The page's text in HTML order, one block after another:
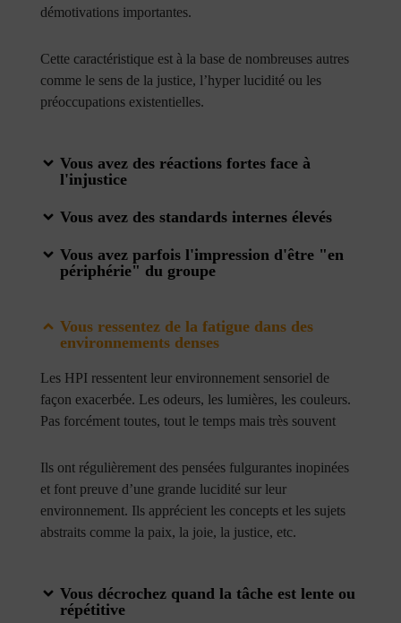
démotivations importantes.
Cette caractéristique est à la base de nombreuses autres
comme le sens de la justice, l’hyper lucidité ou les
préoccupations existentielles.
Vous avez des réactions fortes face à
l'injustice
Vous avez des standards internes élevés
Vous avez parfois l'impression d'être "en
périphérie" du groupe
Vous ressentez de la fatigue dans des
environnements denses
Les HPI ressentent leur environnement sensoriel de
façon exacerbée. Les odeurs, les lumières, les couleurs.
Pas forcément toutes, tout le temps mais très souvent
Ils ont régulièrement des pensées fulgurantes inopinées
et font preuve d’une grande lucidité sur leur
environnement. Ils apprécient les concepts et les sujets
abstraits comme la paix, la joie, la justice, etc.
Vous décrochez quand la tâche est lente ou
répétitive